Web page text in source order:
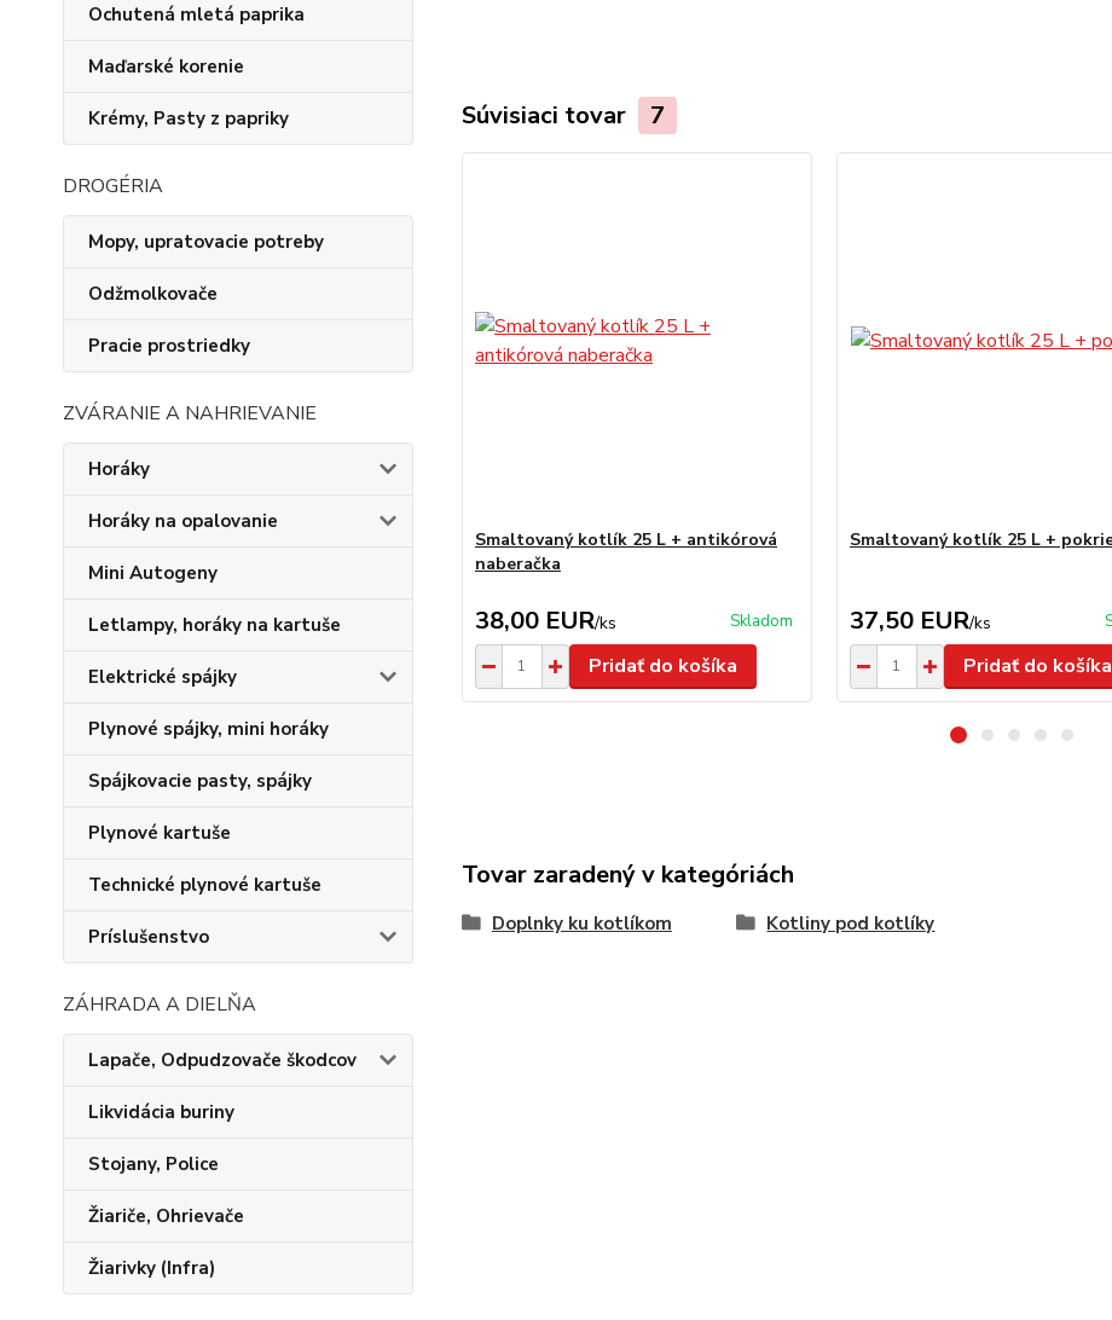
Ochutená mletá paprika
Maďarské korenie
Krémy, Pasty z papriky
DROGÉRIA
Mopy, upratovacie potreby
Odžmolkovače
Pracie prostriedky
ZVÁRANIE A NAHRIEVANIE
Horáky
Horáky na opalovanie
Mini Autogeny
Letlampy, horáky na kartuše
Elektrické spájky
Plynové spájky, mini horáky
Spájkovacie pasty, spájky
Plynové kartuše
Technické plynové kartuše
Príslušenstvo
ZÁHRADA A DIELŇA
Lapače, Odpudzovače škodcov
Likvidácia buriny
Stojany, Police
Žiariče, Ohrievače
Žiarivky (Infra)
Súvisiaci tovar 7
Smaltovaný kotlík 25 L + antikórová
naberačka
38,00 EUR/ks Skladom
Pridať do košíka
Smaltovaný kotlík 25 L +
37,50 EUR/ks
Pridať do košíka
Tovar zaradený v kategóriách
Doplnky ku kotlíkom Kotliny pod kotlíky